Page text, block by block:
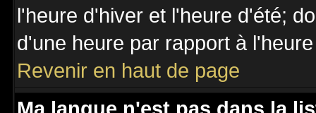
l'heure d'hiver et l'heure d'été;
d'une heure par rapport à
Revenir en haut de page